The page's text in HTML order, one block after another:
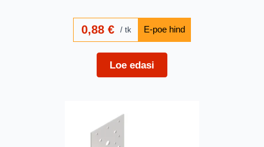
0,88€ tk
Loe edasi